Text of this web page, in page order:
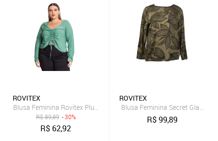
ROVITEX
Blusa Feminina Rovitex Plus Size Manga Longa com Franzido Verde
R$89,89 - 30%
R$ 62,92
ROVITEX
Blusa Feminina Secret Glam
R$99,89